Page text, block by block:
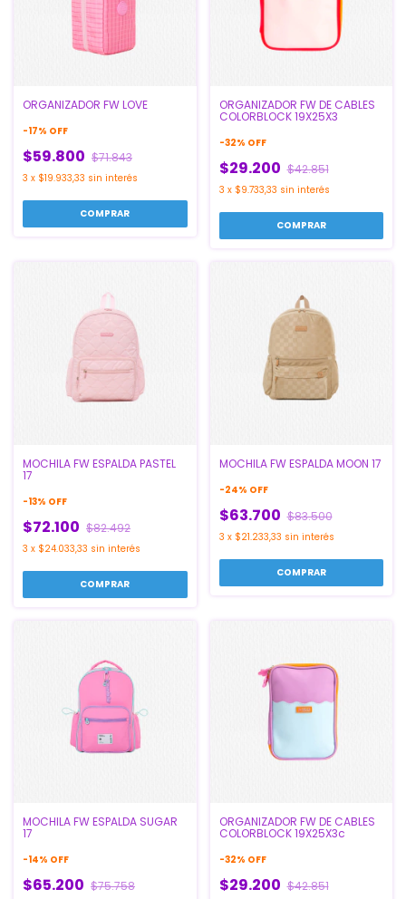
ORGANIZADOR FW LOVE
-17% OFF
$59.800 $71.843
3 x $19.933,33 sin interés
ORGANIZADOR FW DE CABLES
COLORBLOCK 19X25X3
-32% OFF
$29.200 $42.851
3 x $9.733,33 sin interés
MOCHILA FW ESPALDA PASTEL
17
-13% OFF
$72.100 $82.492
3 x $24.033,33 sin interés
MOCHILA FW ESPALDA MOON 17
-24% OFF
$63.700 $83.500
3 x $21.233,33 sin interés
MOCHILA FW ESPALDA SUGAR
17
-14% OFF
$65.200 $75.758
ORGANIZADOR FW DE CABLES
COLORBLOCK 19X25X3c
-32% OFF
$29.200 $42.851